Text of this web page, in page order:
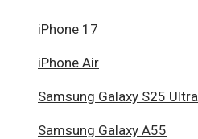
iPhone 17
iPhone Air
Samsung Galaxy S25 Ultra
Samsung Galaxy A55